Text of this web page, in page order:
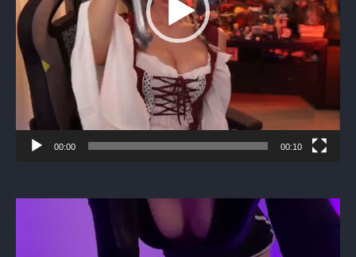
00:00 00:10